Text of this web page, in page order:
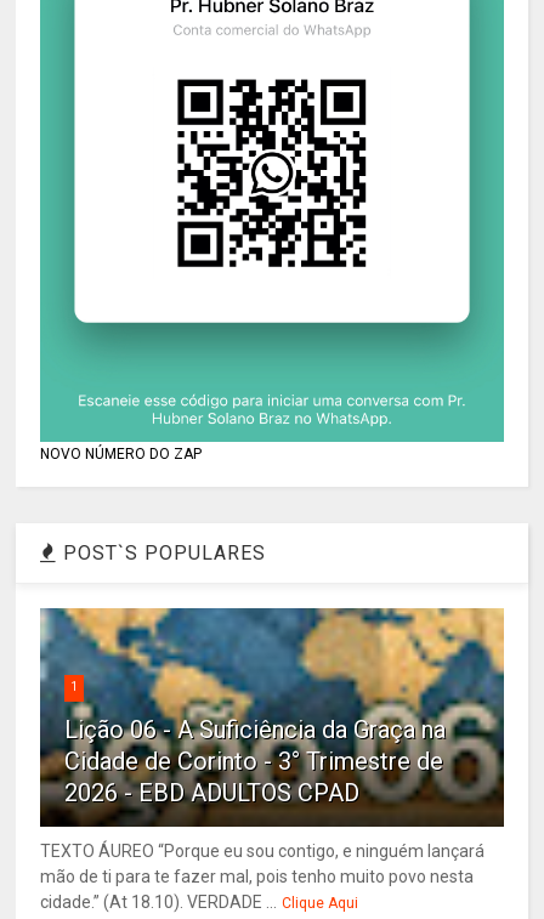
NOVO NÚMERO DO ZAP
POST`S POPULARES
1
Lição 06 - A Suficiência da Graça na
Cidade de Corinto - 3° Trimestre de
2026 - EBD ADULTOS CPAD
TEXTO ÁUREO “Porque eu sou contigo, e ninguém lançará
mão de ti para te fazer mal, pois tenho muito povo nesta
cidade.” (At 18.10). VERDADE ... Clique Aqui